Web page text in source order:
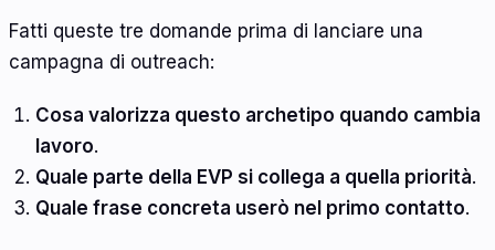
Fatti queste tre domande prima di lanciare una
campagna di outreach:
Cosa valorizza questo archetipo quando cambia
lavoro.
Quale parte della EVP si collega a quella priorità.
Quale frase concreta userò nel primo contatto.